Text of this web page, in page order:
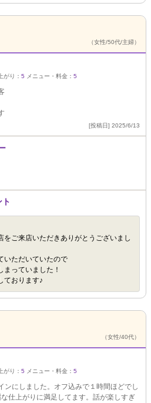
（女性/50代/主婦）
がり： 5 メニュー・料金： 5
[投稿日] 2025/6/13
をご来店いただきありがとうございまし
いただいていたので
っていました！
ております♪
（女性/40代）
がり： 5 メニュー・料金： 5
ンにしました。オフ込みで１時間ほどでし
仕上がりに満足してます。話が楽しすぎ